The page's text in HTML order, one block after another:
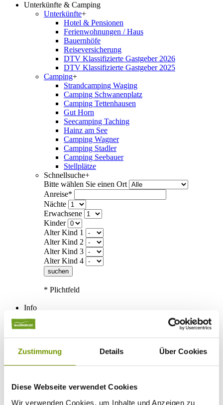
Zustimmung Details Über Cookies
Diese Webseite verwendet Cookies
Wir verwenden Cookies, um Inhalte und Anzeigen zu
Unterkünfte & Camping
Unterkünfte+
Hotel & Pensionen
Ferienwohnungen / Haus
Bauernhöfe
Reiseversicherung
DTV Klassifizierte Gastgeber 2026
DTV Klassifizierte Gastgeber 2025
Camping+
Strandcamping Waging
Camping Schwanenplatz
Camping Tettenhausen
Gut Horn
Seecamping Taching
Hainz am See
Camping Wagner
Camping Stadler
Camping Seebauer
Stellplätze
Schnellsuche+
Bitte wählen Sie einen Ort
Anreise*
Nächte
Erwachsene
Kinder
Alter Kind 1
Alter Kind 2
Alter Kind 3
Alter Kind 4
suchen
* Plichtfeld
Info
Klassifizierung
Veranstaltungen+